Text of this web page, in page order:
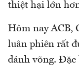
thiệt hại lớn
Hôm nay ACB,
luân phiên rất
đánh võng.